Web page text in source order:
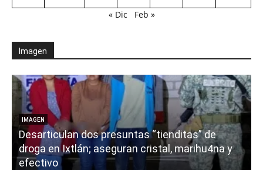
« Dic
Feb »
Imagen
IMAGEN
Desarticulan dos presuntas “tienditas” de
droga en Ixtlán; aseguran cristal, marihu4na y
efectivo